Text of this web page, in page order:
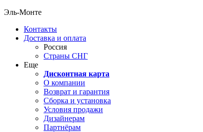
Эль-Монте
Контакты
Доставка и оплата
Россия
Страны СНГ
Еще
Дисконтная карта
О компании
Возврат и гарантия
Сборка и установка
Условия продажи
Дизайнерам
Партнёрам